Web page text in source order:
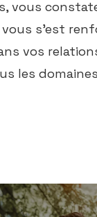
vous
s’est
vos
les